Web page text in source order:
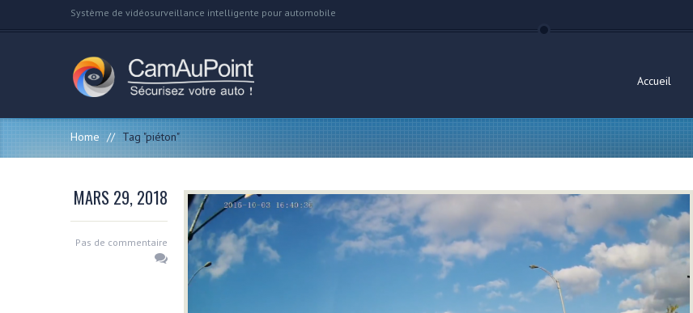
Système de vidéosurveillance intelligente pour automobile
Accueil
Home // Tag "piéton"
MARS 29, 2018
Pas de commentaire